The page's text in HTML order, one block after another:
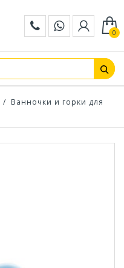
0
/ Ванночки и горки для